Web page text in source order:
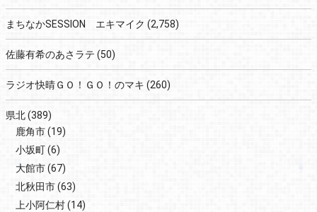
まちなかSESSION エキマイク (2,758)
佐藤有希のあさラテ (50)
ラジオ快晴ＧＯ！ＧＯ！のマキ (260)
県北(389)
鹿角市(19)
小坂町(6)
大館市(67)
北秋田市(63)
上小阿仁村(14)